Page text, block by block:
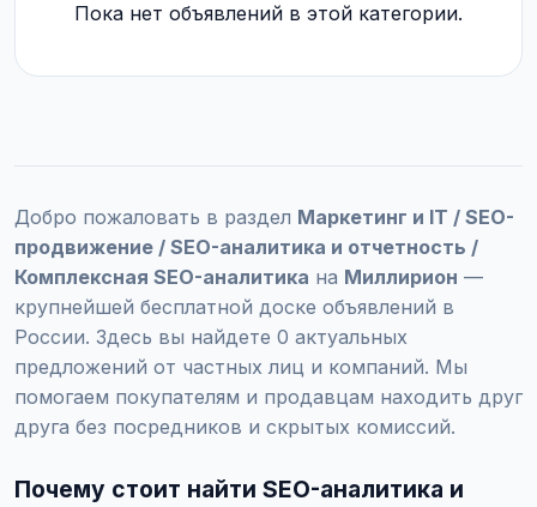
Пока нет объявлений в этой категории.
Добро пожаловать в раздел Маркетинг и IT / SEO-
продвижение / SEO-аналитика и отчетность /
Комплексная SEO-аналитика на Миллирион —
крупнейшей бесплатной доске объявлений в
России. Здесь вы найдете 0 актуальных
предложений от частных лиц и компаний. Мы
помогаем покупателям и продавцам находить друг
друга без посредников и скрытых комиссий.
Почему стоит найти SEO-аналитика и